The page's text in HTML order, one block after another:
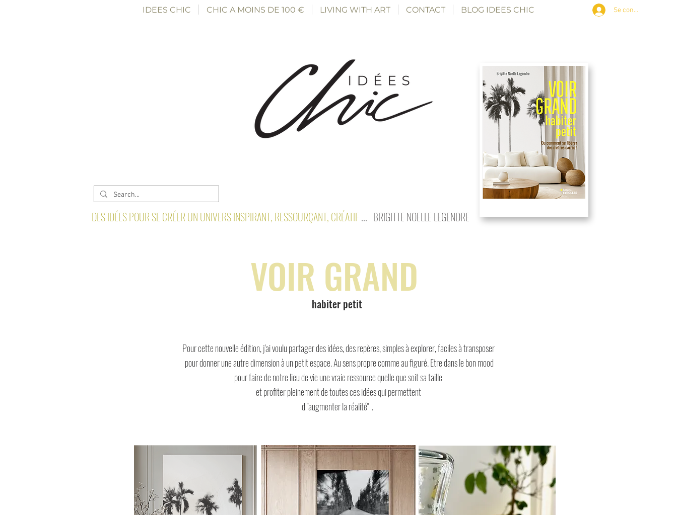
IDEES CHIC CHIC A MOINS DE 100 € LIVING WITH ART CONTACT BLOG IDEES CHIC Se connecter
DES IDÉES POUR SE CRÉER UN UNIVERS INSPIRANT, RESSOURÇANT, CRÉATIF ... BRIGITTE NOELLE LEGENDRE petits espaces
VOIR GRAND
habiter petit
Pour cette nouvelle édition, j'ai voulu partager des idées, des repères, simples à explorer, faciles à transposer
pour donner une autre dimension à un petit espace. Au sens propre comme au figuré. Etre dans le bon mood
pour faire de notre lieu de vie une vraie ressource quelle que soit sa taille
et profiter pleinement de toutes ces idées qui permettent
d "augmenter la réalité" .